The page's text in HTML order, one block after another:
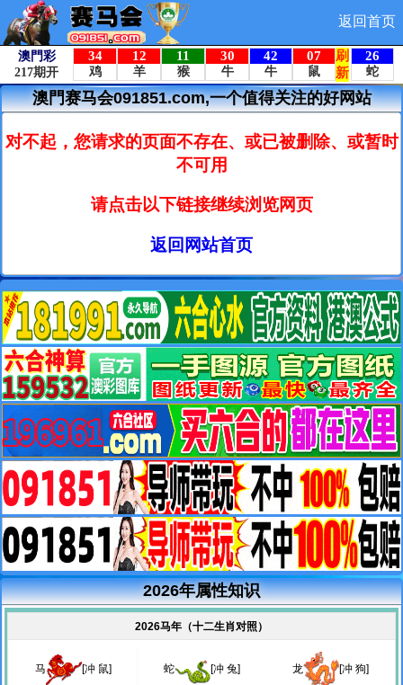
返回首页
澳門赛马会091851.com,一个值得关注的好网站
对不起，您请求的页面不存在、或已被删除、或暂时
不可用
请点击以下链接继续浏览网页
返回网站首页
2026年属性知识